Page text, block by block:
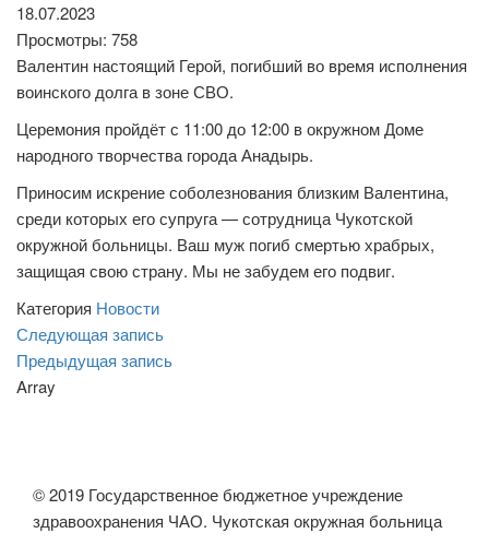
18.07.2023
Просмотры: 758
Валентин настоящий Герой, погибший во время исполнения
воинского долга в зоне СВО.
Церемония пройдёт с 11:00 до 12:00 в окружном Доме
народного творчества города Анадырь.
Приносим искрение соболезнования близким Валентина,
среди которых его супруга — сотрудница Чукотской
окружной больницы. Ваш муж погиб смертью храбрых,
защищая свою страну. Мы не забудем его подвиг.
Категория Новости
Навигация
по
записям
Следующая записьСледующая
запись
Предыдущая записьПредыдущая
Array
© 2019 Государственное бюджетное учреждение
здравоохранения ЧАО. Чукотская окружная больница